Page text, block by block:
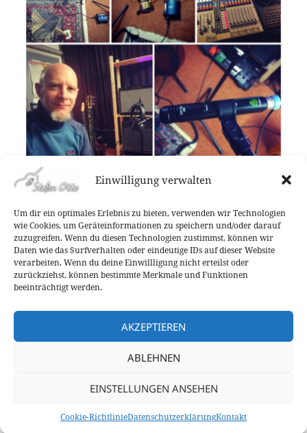
Einwilligung verwalten
Um dir ein optimales Erlebnis zu bieten, verwenden wir Technologien
wie Cookies, um Geräteinformationen zu speichern und/oder darauf
zuzugreifen. Wenn du diesen Technologien zustimmst, können wir
Daten wie das Surfverhalten oder eindeutige IDs auf dieser Website
verarbeiten. Wenn du deine Einwillligung nicht erteilst oder
zurückziehst, können bestimmte Merkmale und Funktionen
beeinträchtigt werden.
AKZEPTIEREN
ABLEHNEN
EINSTELLUNGEN ANSEHEN
Cookie-RichtlinieDatenschutzerklärungKontakt
Veröffentlicht
am
14. Oktober 2022 Autor
Stefan Otto Kategorien
Allgemein
Beitragsnavigation
ZURÜCK
Vorheriger
Beitrag:
Tag der offenen Hinterhöfe 2022!
WEITER
Beitrag:
„Stühle raus“ im Bochumer
Bemudadreieck!